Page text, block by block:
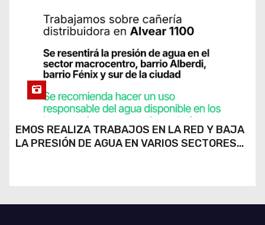
EMOS REALIZA TRABAJOS EN LA RED Y BAJA
LA PRESIÓN DE AGUA EN VARIOS SECTORES